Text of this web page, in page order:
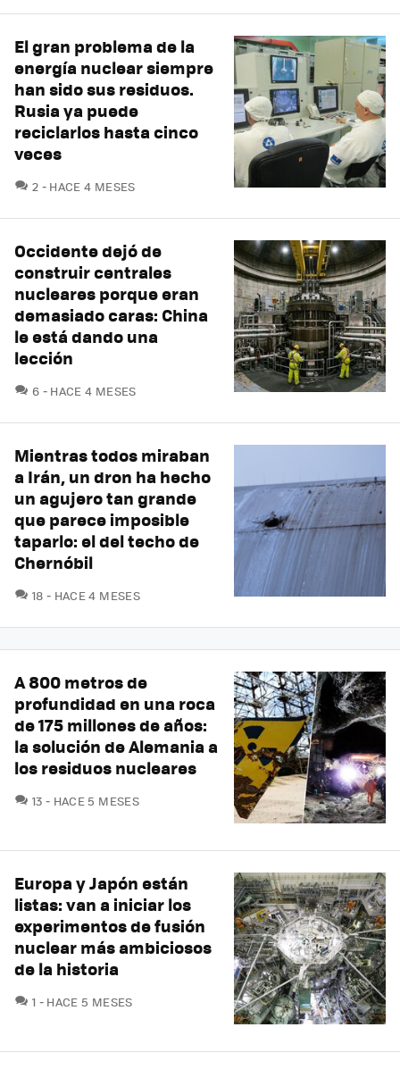
El gran problema de la
energía nuclear siempre
han sido sus residuos.
Rusia ya puede
reciclarlos hasta cinco
veces
2 COMENTARIOS
HACE 4 MESES
Occidente dejó de
construir centrales
nucleares porque eran
demasiado caras: China
le está dando una
lección
6 COMENTARIOS
HACE 4 MESES
Mientras todos miraban
a Irán, un dron ha hecho
un agujero tan grande
que parece imposible
taparlo: el del techo de
Chernóbil
18 COMENTARIOS
HACE 4 MESES
A 800 metros de
profundidad en una roca
de 175 millones de años:
la solución de Alemania a
los residuos nucleares
13 COMENTARIOS
HACE 5 MESES
Europa y Japón están
listas: van a iniciar los
experimentos de fusión
nuclear más ambiciosos
de la historia
1 COMENTARIOS
HACE 5 MESES